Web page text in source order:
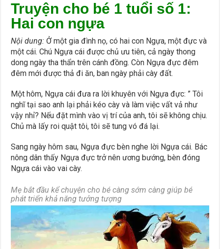
Truyện cho bé 1 tuổi số 1:
Hai con ngựa
Nội dung:Ở một gia đình nọ, có hai con Ngựa, một đực và
một cái. Chú Ngựa cái được chủ ưu tiên, cả ngày thong
dong ngày tha thẩn trên cánh đồng. Còn Ngựa đực đêm
đêm mới được thả đi ăn, ban ngày phải cày đất.
Một hôm, Ngựa cái đưa ra lời khuyên với Ngựa đực: ” Tôi
nghĩ tại sao anh lại phải kéo cày và làm việc vất vả như
vậy nhỉ? Nếu đặt mình vào vị trí của anh, tôi sẽ không chịu.
Chủ mà lấy roi quật tôi, tôi sẽ tung vó đá lại.
Sang ngày hôm sau, Ngựa đực bèn nghe lời Ngựa cái. Bác
nông dân thấy Ngựa đực trở nên ương bướng, bèn đóng
Ngựa cái vào vai cày.
Mẹ bắt đầu kể chuyện cho bé càng sớm càng giúp bé
phát triển khả năng tưởng tượng